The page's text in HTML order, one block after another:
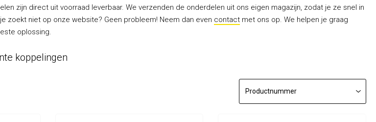
zijn direct uit voorraad leverbaar. We verzenden de onderdelen uit ons eigen magazijn, zodat je ze snel in
zoekt niet op onze website? Geen probleem! Neem dan even contact met ons op. We helpen je graag
oplossing.
koppelingen